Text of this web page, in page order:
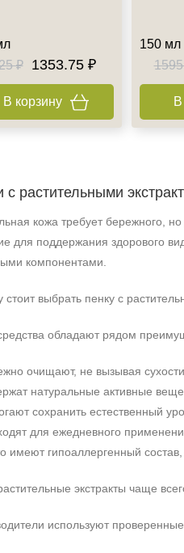
₽
1353.75 ₽
В корзину
150 мл
В
с растительными
кожа требует бережного,
для поддержания здорового
компонентами.
стоит выбрать пенку с
обладают рядом
очищают, не вызывая
натуральные активные
сохранить естественный
для ежедневного
имеют гипоаллергенный
экстракты чаще
используют